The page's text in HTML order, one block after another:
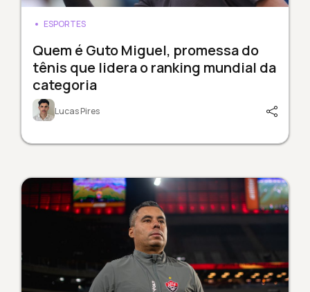
ESPORTES
Quem é Guto Miguel, promessa do
tênis que lidera o ranking mundial da
categoria
Lucas Pires